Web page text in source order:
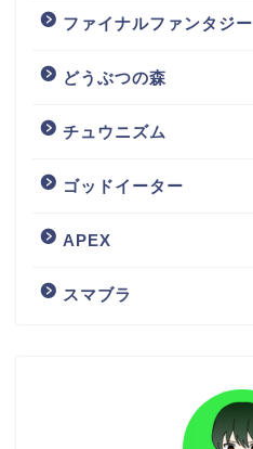
ファイナルファンタジー
どうぶつの森
チュウニズム
ゴッドイーター
APEX
スマブラ